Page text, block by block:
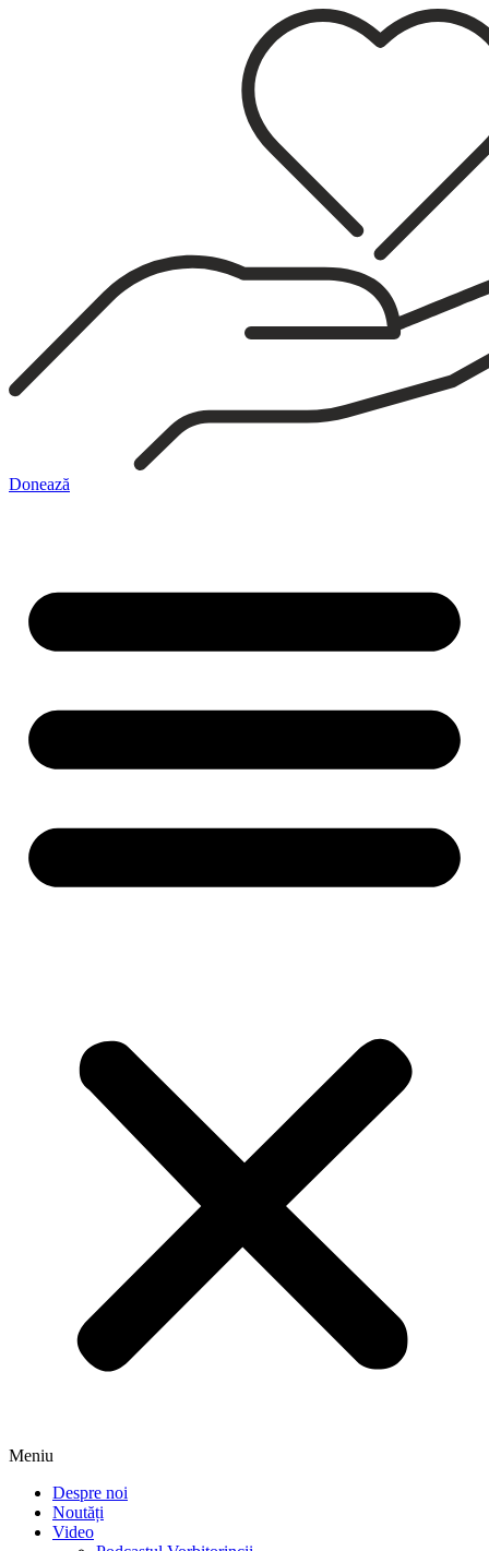
Donează
Meniu
Despre noi
Noutăți
Video